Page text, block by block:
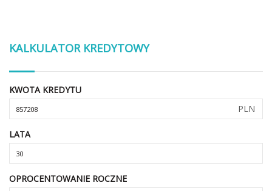
KALKULATOR KREDYTOWY
KWOTA KREDYTU
PLN
LATA
OPROCENTOWANIE ROCZNE